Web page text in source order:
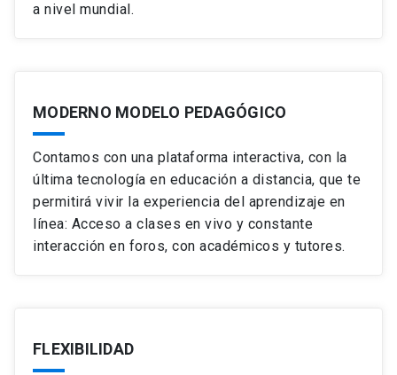
a nivel mundial.
MODERNO MODELO PEDAGÓGICO
Contamos con una plataforma interactiva, con la
última tecnología en educación a distancia, que te
permitirá vivir la experiencia del aprendizaje en
línea: Acceso a clases en vivo y constante
interacción en foros, con académicos y tutores.
FLEXIBILIDAD